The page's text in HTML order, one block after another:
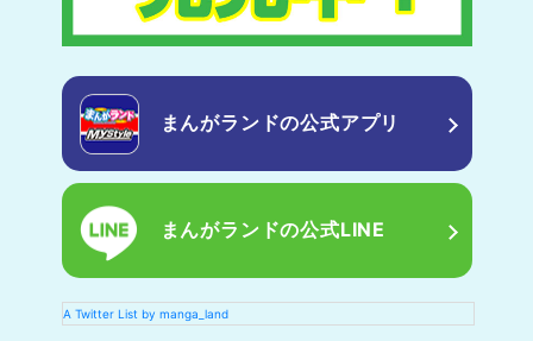
まんがランドの公式アプリ
まんがランドの公式LINE
A Twitter List by manga_land